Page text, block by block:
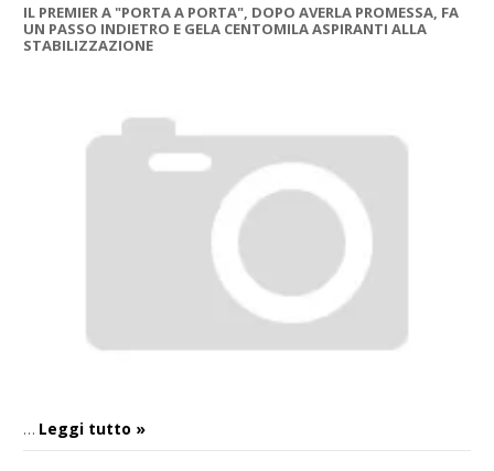
IL PREMIER A "PORTA A PORTA", DOPO AVERLA PROMESSA, FA
UN PASSO INDIETRO E GELA CENTOMILA ASPIRANTI ALLA
STABILIZZAZIONE
… Leggi tutto »